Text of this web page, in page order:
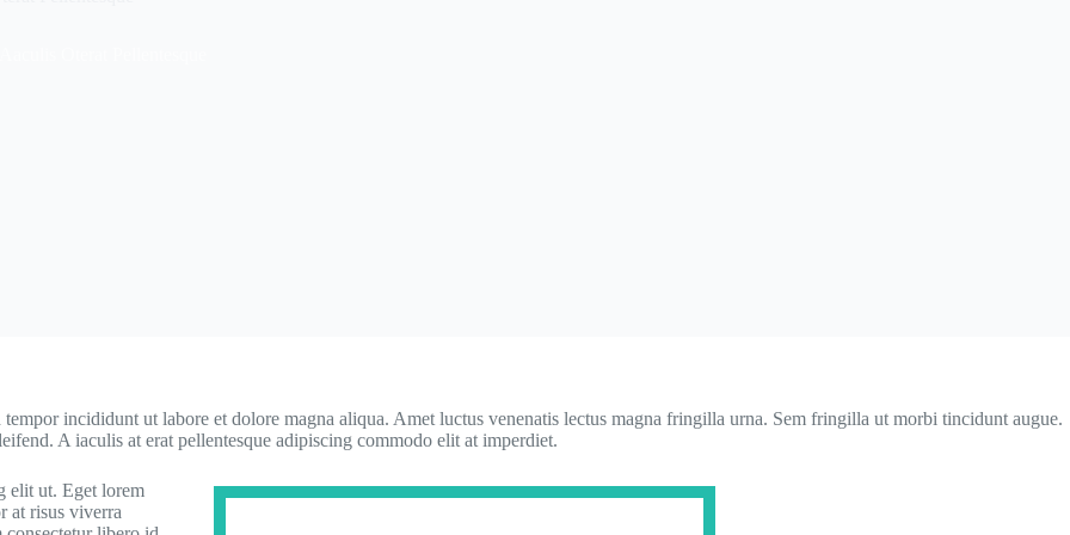
incididunt ut labore et dolore magna aliqua. Amet luctus venenatis lectus magna fringilla urna. Sem fringilla ut morbi tincidunt augue.
A iaculis at erat pellentesque adipiscing commodo elit at imperdiet.
elit ut. Eget lorem
at risus viverra